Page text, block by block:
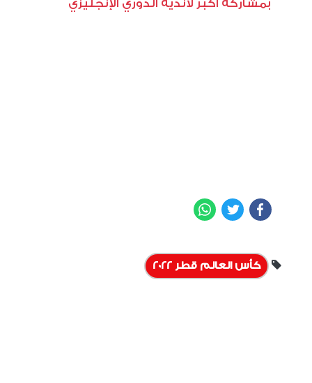
بمشاركة أكبر لأندية الدوري الإنجليزي
Facebook
Twitter
كأس العالم قطر 2022